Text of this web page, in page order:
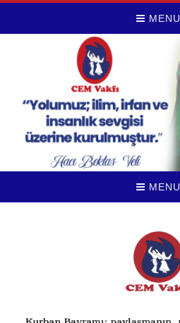
MENU
MENU